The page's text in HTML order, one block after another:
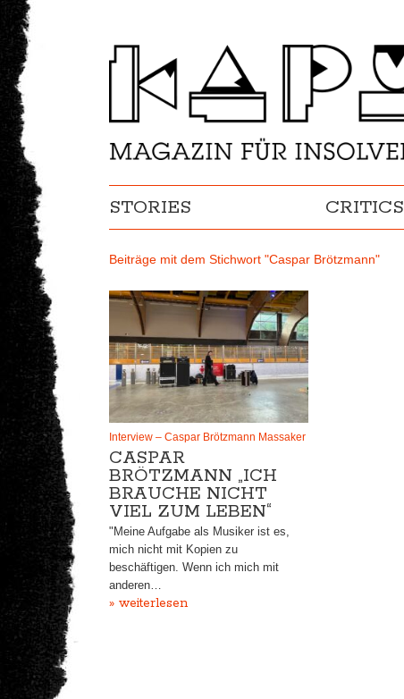
STORIES CRITICS
Beiträge mit dem Stichwort "Caspar Brötzmann"
Interview – Caspar Brötzmann Massaker
CASPAR
BRÖTZMANN „ICH
BRAUCHE NICHT
VIEL ZUM LEBEN“
"Meine Aufgabe als Musiker ist es,
mich nicht mit Kopien zu
beschäftigen. Wenn ich mich mit
anderen…
» weiterlesen